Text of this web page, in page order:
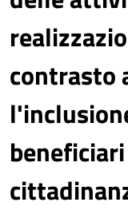
contrasto